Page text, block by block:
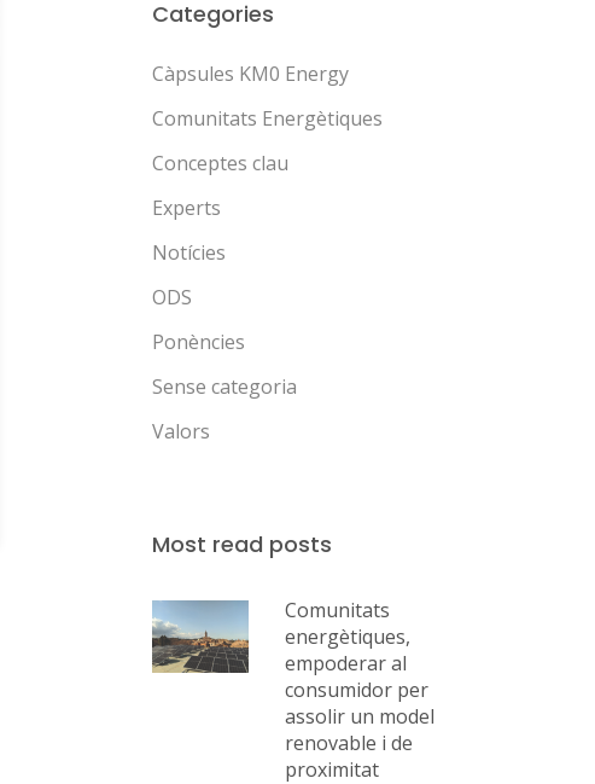
Categories
Càpsules KM0 Energy
Comunitats Energètiques
Conceptes clau
Experts
Notícies
ODS
Ponències
Sense categoria
Valors
Most read posts
Comunitats
energètiques,
empoderar al
consumidor per
assolir un model
renovable i de
proximitat